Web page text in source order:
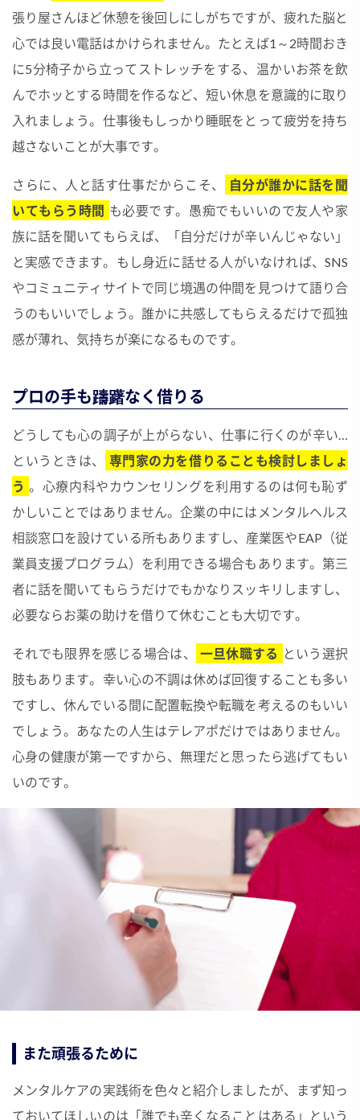
張り屋さんほど休憩を後回しにしがちですが、疲れた脳と
心では良い電話はかけられません。たとえば1～2時間おき
に5分椅子から立ってストレッチをする、温かいお茶を飲
んでホッとする時間を作るなど、短い休息を意識的に取り
入れましょう。仕事後もしっかり睡眠をとって疲労を持ち
越さないことが大事です。
さらに、人と話す仕事だからこそ、
自分が誰かに話を聞
いてもらう時間 も必要です。愚痴でもいいので友人や家
族に話を聞いてもらえば、「自分だけが辛いんじゃない」
と実感できます。もし身近に話せる人がいなければ、SNS
やコミュニティサイトで同じ境遇の仲間を見つけて語り合
うのもいいでしょう。誰かに共感してもらえるだけで孤独
感が薄れ、気持ちが楽になるものです。
プロの手も躊躇なく借りる
どうしても心の調子が上がらない、仕事に行くのが辛い…
というときは、
専門家の力を借りることも検討しましょ
う 。心療内科やカウンセリングを利用するのは何も恥ず
かしいことではありません。企業の中にはメンタルヘルス
相談窓口を設けている所もありますし、産業医やEAP（従
業員支援プログラム）を利用できる場合もあります。第三
者に話を聞いてもらうだけでもかなりスッキリしますし、
必要ならお薬の助けを借りて休むことも大切です。
それでも限界を感じる場合は、 一旦休職する という選択
肢もあります。幸い心の不調は休めば回復することも多い
ですし、休んでいる間に配置転換や転職を考えるのもいい
でしょう。あなたの人生はテレアポだけではありません。
心身の健康が第一ですから、無理だと思ったら逃げてもい
いのです。
また頑張るために
メンタルケアの実践術を色々と紹介しましたが、まず知っ
ておいてほしいのは「誰でも辛くなることはある」という